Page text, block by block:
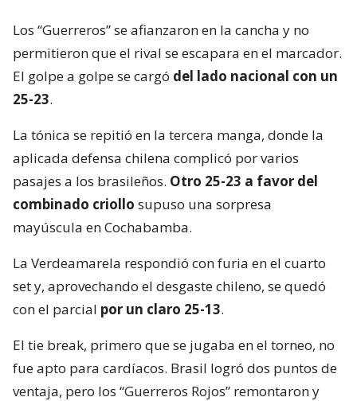
Los “Guerreros” se afianzaron en la cancha y no
permitieron que el rival se escapara en el marcador.
El golpe a golpe se cargó del lado nacional con un
25-23.
La tónica se repitió en la tercera manga, donde la
aplicada defensa chilena complicó por varios
pasajes a los brasileños. Otro 25-23 a favor del
combinado criollo supuso una sorpresa
mayúscula en Cochabamba.
La Verdeamarela respondió con furia en el cuarto
set y, aprovechando el desgaste chileno, se quedó
con el parcial por un claro 25-13.
El tie break, primero que se jugaba en el torneo, no
fue apto para cardíacos. Brasil logró dos puntos de
ventaja, pero los “Guerreros Rojos” remontaron y